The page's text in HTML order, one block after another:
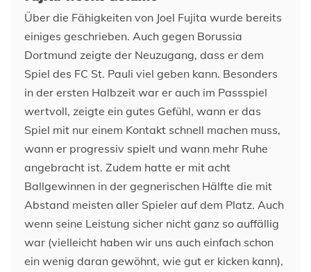
Über die Fähigkeiten von Joel Fujita wurde bereits
einiges geschrieben. Auch gegen Borussia
Dortmund zeigte der Neuzugang, dass er dem
Spiel des FC St. Pauli viel geben kann. Besonders
in der ersten Halbzeit war er auch im Passspiel
wertvoll, zeigte ein gutes Gefühl, wann er das
Spiel mit nur einem Kontakt schnell machen muss,
wann er progressiv spielt und wann mehr Ruhe
angebracht ist. Zudem hatte er mit acht
Ballgewinnen in der gegnerischen Hälfte die mit
Abstand meisten aller Spieler auf dem Platz. Auch
wenn seine Leistung sicher nicht ganz so auffällig
war (vielleicht haben wir uns auch einfach schon
ein wenig daran gewöhnt, wie gut er kicken kann),